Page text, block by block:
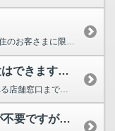
口座開設をいただけるお客さまは、日本国内在住のお客さまに限ります。
個人事業主や任意団体での口座開設はできますか？
Webで口座を開設した場合、印鑑が不要ですが、その後の取引でも印鑑は必要な...